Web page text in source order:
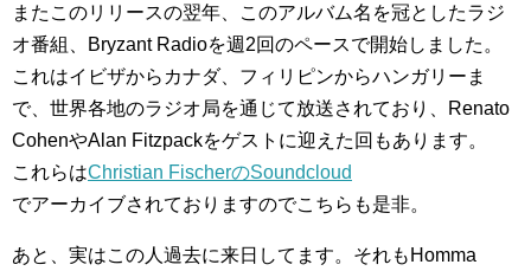
またこのリリースの翌年、このアルバム名を冠としたラジ
オ番組、Bryzant Radioを週2回のペースで開始しました。
これはイビザからカナダ、フィリピンからハンガリーま
で、世界各地のラジオ局を通じて放送されており、Renato
CohenやAlan Fitzpackをゲストに迎えた回もあります。
これらはChristian FischerのSoundcloud
でアーカイブされておりますのでこちらも是非。
あと、実はこの人過去に来日してます。それもHomma